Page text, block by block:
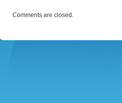
Comments are closed.